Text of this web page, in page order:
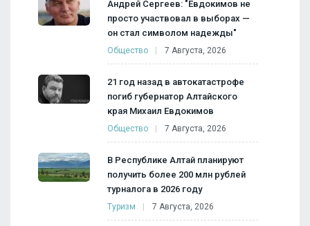
Андрей Сергеев: "Евдокимов не
просто участвовал в выборах —
он стал символом надежды"
Общество 7 Августа, 2026
21 год назад в автокатастрофе
погиб губернатор Алтайского
края Михаил Евдокимов
Общество 7 Августа, 2026
В Республике Алтай планируют
получить более 200 млн рублей
турналога в 2026 году
Туризм 7 Августа, 2026